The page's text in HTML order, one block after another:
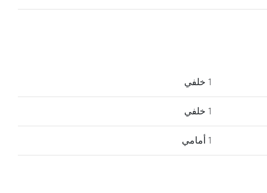
1 خلفي
1 خلفي
1 أمامي